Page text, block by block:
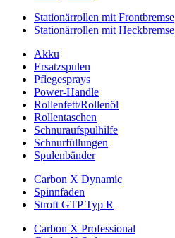
Stationärrollen mit Frontbremse
Stationärrollen mit Heckbremse
Akku
Ersatzspulen
Pflegesprays
Power-Handle
Rollenfett/Rollenöl
Rollentaschen
Schnuraufspulhilfe
Schnurfüllungen
Spulenbänder
Carbon X Dynamic
Spinnfaden
Stroft GTP Typ R
Carbon X Professional